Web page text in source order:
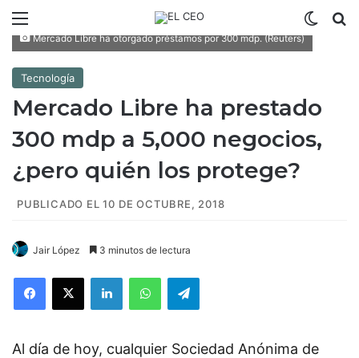
Mercado Libre ha otorgado préstamos por 300 mdp. (Reuters)
Tecnología
Mercado Libre ha prestado
300 mdp a 5,000 negocios,
¿pero quién los protege?
PUBLICADO EL 10 DE OCTUBRE, 2018
Jair López 3 minutos de lectura
Al día de hoy, cualquier Sociedad Anónima de